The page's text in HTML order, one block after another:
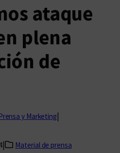
ataque
plena
de
y Marketing|
| Material de prensa